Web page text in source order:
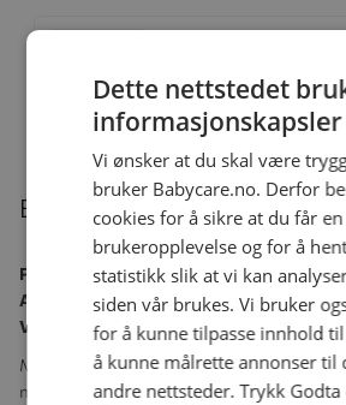
Moon Black
kr 2 990,00kr 1 990,00
Beskrivelse
Pallas G2 – Sikkerhet som vokser med
Alder:
Fra 15 måneder til ca. 12 år
Vekt/høyde:9–50 kg / 76–150 cm
Møt neste generasjonPallas G2, et 2-i-1
mange års innovasjon. Med prisbelønt
Dette nettstedet
informasjonskapsler
Vi ønsker at du skal være
bruker Babycare.no. Derfor
cookies for å sikre at du får
brukeropplevelse og for å
statistikk slik at vi kan
siden vår brukes. Vi bruker
for å kunne tilpasse innhold
å kunne målrette annonser til
andre nettsteder. Trykk Godta